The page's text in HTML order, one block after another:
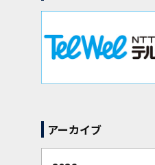
アーカイブ